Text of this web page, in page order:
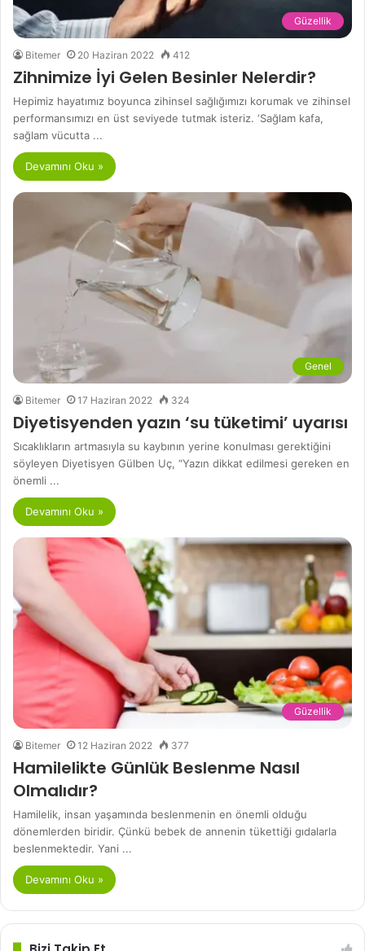
Güzellik
Bitemer 20 Haziran 2022 412
Zihnimize İyi Gelen Besinler Nelerdir?
Hepimiz hayatımız boyunca zihinsel sağlığımızı korumak ve zihinsel
performansımızı en üst seviyede tutmak isteriz. ‘Sağlam kafa,
sağlam vücutta ...
Devamını Oku »
Genel
Bitemer 17 Haziran 2022 324
Diyetisyenden yazın ‘su tüketimi’ uyarısı
Sıcaklıkların artmasıyla su kaybının yerine konulması gerektiğini
söyleyen Diyetisyen Gülben Uç, “Yazın dikkat edilmesi gereken en
önemli ...
Devamını Oku »
Güzellik
Bitemer 12 Haziran 2022 377
Hamilelikte Günlük Beslenme Nasıl
Olmalıdır?
Hamilelik, insan yaşamında beslenmenin en önemli olduğu
dönemlerden biridir. Çünkü bebek de annenin tükettiği gıdalarla
beslenmektedir. Yani ...
Devamını Oku »